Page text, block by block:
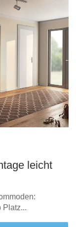
leicht
Platz...